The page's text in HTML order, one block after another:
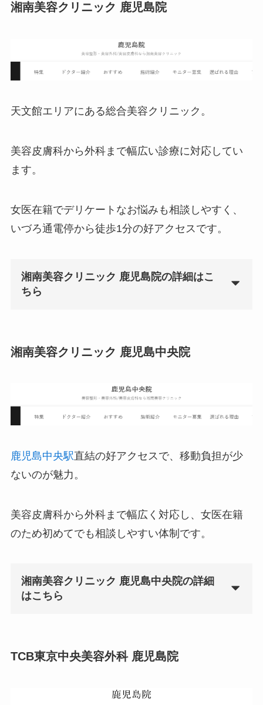
湘南美容クリニック 鹿児島院
天文館エリアにある総合美容クリニック。
美容皮膚科から外科まで幅広い診療に対応してい
ます。
女医在籍でデリケートなお悩みも相談しやすく、
いづろ通電停から徒歩1分の好アクセスです。
湘南美容クリニック 鹿児島院の詳細はこ
ちら
湘南美容クリニック 鹿児島中央院
鹿児島中央駅直結の好アクセスで、移動負担が少
ないのが魅力。
美容皮膚科から外科まで幅広く対応し、女医在籍
のため初めてでも相談しやすい体制です。
湘南美容クリニック 鹿児島中央院の詳細
はこちら
TCB東京中央美容外科 鹿児島院